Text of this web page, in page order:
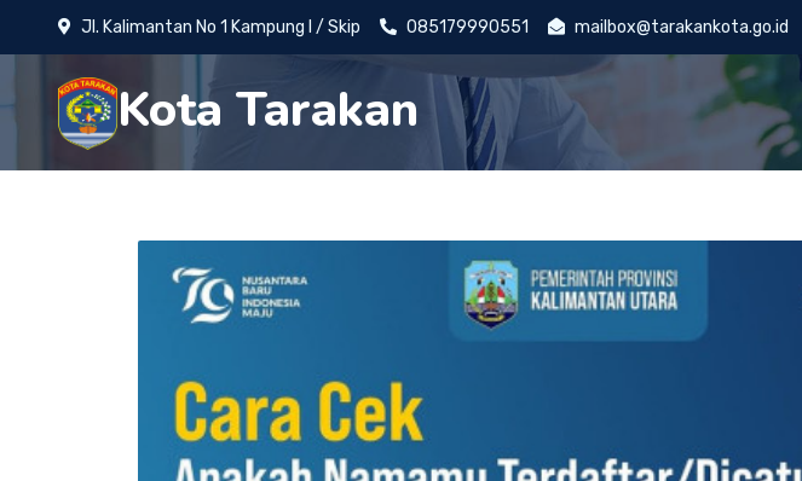
Jl. Kalimantan No 1 Kampung I / Skip 085179990551 mailbox@tarakankota.go.id
Kota Tarakan